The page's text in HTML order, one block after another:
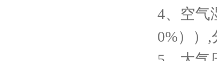
4、空气
0%））,